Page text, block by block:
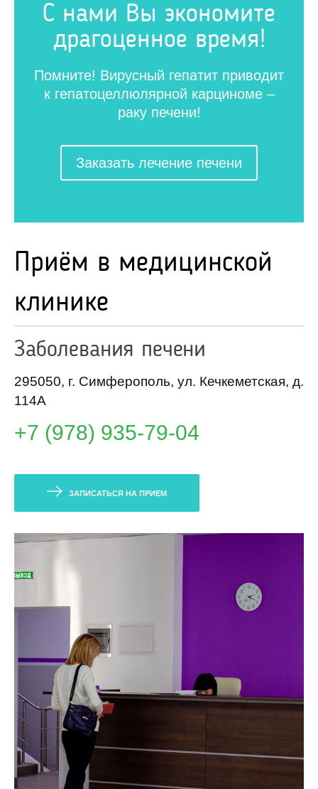
С нами Вы экономите
драгоценное время!
Помните! Вирусный гепатит приводит
к гепатоцеллюлярной карциноме –
раку печени!
Заказать лечение печени
Приём в медицинской
клинике
Заболевания печени
295050, г. Симферополь, ул. Кечкеметская, д.
114А
+7 (978) 935-79-04
ЗАПИСАТЬСЯ НА ПРИЕМ